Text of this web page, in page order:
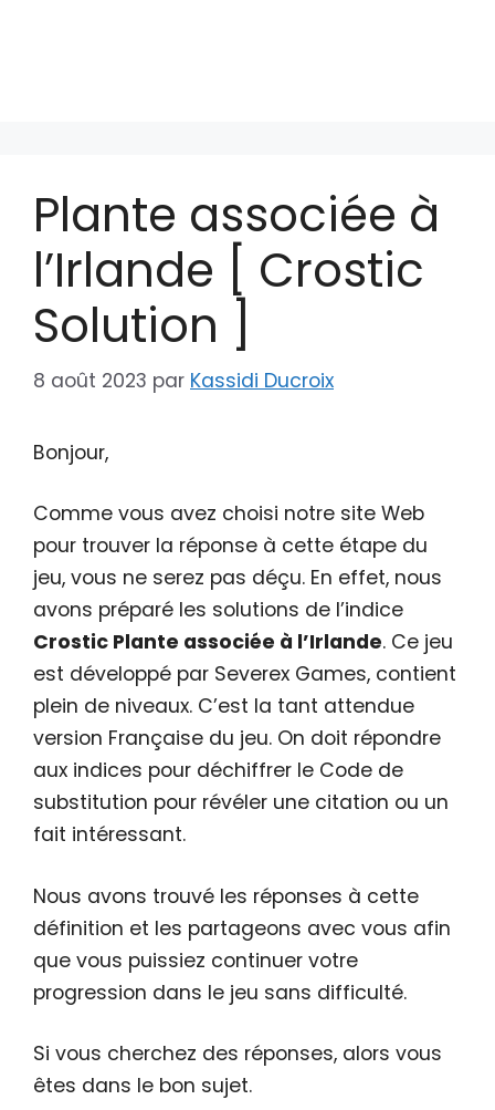
Plante associée à
l’Irlande [ Crostic
Solution ]
8 août 2023 par Kassidi Ducroix
Bonjour,
Comme vous avez choisi notre site Web
pour trouver la réponse à cette étape du
jeu, vous ne serez pas déçu. En effet, nous
avons préparé les solutions de l’indice
Crostic Plante associée à l’Irlande. Ce jeu
est développé par Severex Games, contient
plein de niveaux. C’est la tant attendue
version Française du jeu. On doit répondre
aux indices pour déchiffrer le Code de
substitution pour révéler une citation ou un
fait intéressant.
Nous avons trouvé les réponses à cette
définition et les partageons avec vous afin
que vous puissiez continuer votre
progression dans le jeu sans difficulté.
Si vous cherchez des réponses, alors vous
êtes dans le bon sujet.